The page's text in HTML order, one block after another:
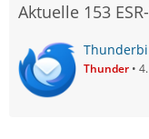
Aktuelle 153
Thunder